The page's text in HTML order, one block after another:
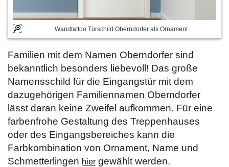
Wandtattoo Türschild Oberndorfer als Ornament
Familien mit dem Namen Oberndorfer sind
bekanntlich besonders liebevoll! Das große
Namensschild für die Eingangstür mit dem
dazugehörigen Familiennamen Oberndorfer
lässt daran keine Zweifel aufkommen. Für eine
farbenfrohe Gestaltung des Treppenhauses
oder des Eingangsbereiches kann die
Farbkombination von Ornament, Name und
Schmetterlingen hier gewählt werden.